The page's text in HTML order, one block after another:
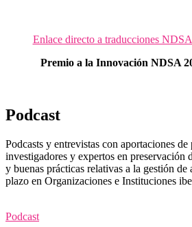
Enlace directo a traducciones
Premio a la Innovación NDSA
Podcast
Podcasts y entrevistas con aportaciones de
investigadores y expertos en preservación
y buenas prácticas relativas a la gestión
plazo en Organizaciones e Instituciones
Podcast